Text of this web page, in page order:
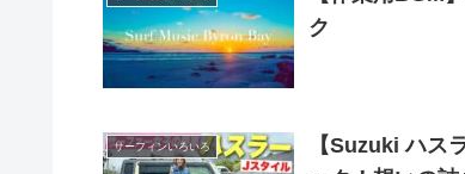
ク
サーフィンいろいろ
【Suzuki ハス